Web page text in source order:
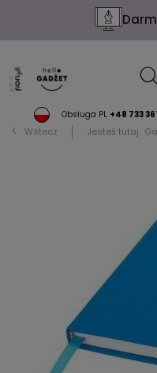
Obsługa PL +48 733
Wstecz Jesteś tutaj: